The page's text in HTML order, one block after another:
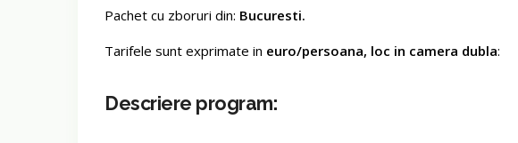
Pachet cu zboruri din: Bucuresti.
Tarifele sunt exprimate in euro/persoana, loc in camera dubla:
Descriere program: